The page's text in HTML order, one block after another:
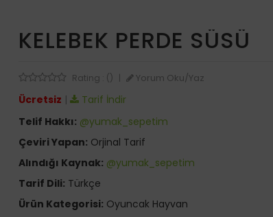
KELEBEK PERDE SÜSÜ
Rating : () Yorum Oku/Yaz
Ücretsiz |
Tarif İndir
Telif Hakkı: @yumak_sepetim
Çeviri Yapan: Orjinal Tarif
Alındığı Kaynak: @yumak_sepetim
Tarif Dili: Türkçe
Ürün Kategorisi: Oyuncak Hayvan